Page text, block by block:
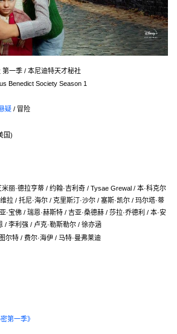
第一季 / 本尼迪特天才秘社
Benedict Society Season 1
疑 / 冒险
国)
米丽·德拉亨蒂 / 约翰·吉利奇 / Tysae Grewal / 本·科克尔
拉 / 托尼·海尔 / 克里斯汀·沙尔 / 塞斯·凯尔 / 玛尔塔·蒂
·宝佛 / 瑞恩·赫斯特 / 吉亚·桑德赫 / 莎拉·乔德利 / 本·安
/ 李利强 / 卢克·勒斯勒尔 / 徐亦涵
尔特 / 费尔·海伊 / 马特·曼弗莱迪
第一季》